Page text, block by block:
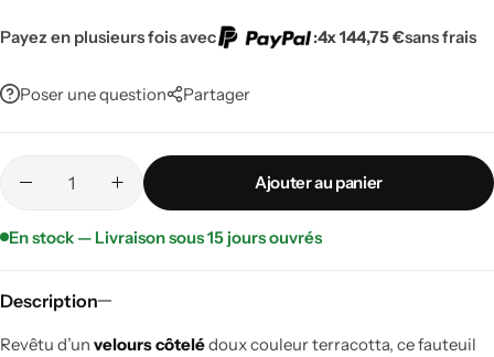
Payez en plusieurs fois avec :4x 144,75 €sans frais
Poser une question Partager
Ajouter au panier
En stock — Livraison sous 15 jours ouvrés
Description
Revêtu d’un velours côtelédoux couleur terracotta, ce fauteuil